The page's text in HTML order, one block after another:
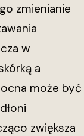
zmienianie
w
a
może być
zwiększa